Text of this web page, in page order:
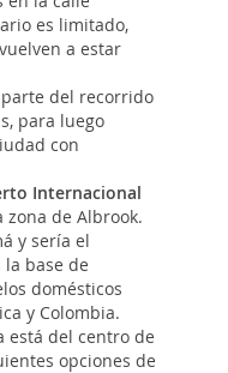
es limitado,
a estar
del recorrido
para luego
con
Internacional
zona de Albrook.
y sería el
base de
domésticos
y Colombia.
está del centro de
opciones de